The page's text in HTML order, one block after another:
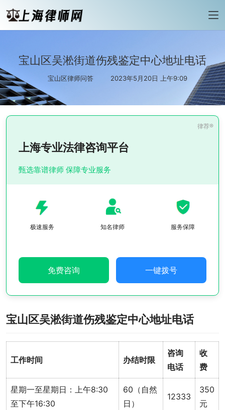
宝山区吴淞街道伤残鉴定中心地址电话
宝山区律师问答 2023年5月20日 上午9:09
上海专业法律咨询平台
甄选靠谱律师 保障专业服务
极速服务 知名律师 服务保障
免费咨询 一键拨号
宝山区吴淞街道伤残鉴定中心地址电话
工作时间 办结时限
咨询
电话
收
费
星期一至星期日：上午8:30
至下午16:30
60（自然
日）
12333
350
元